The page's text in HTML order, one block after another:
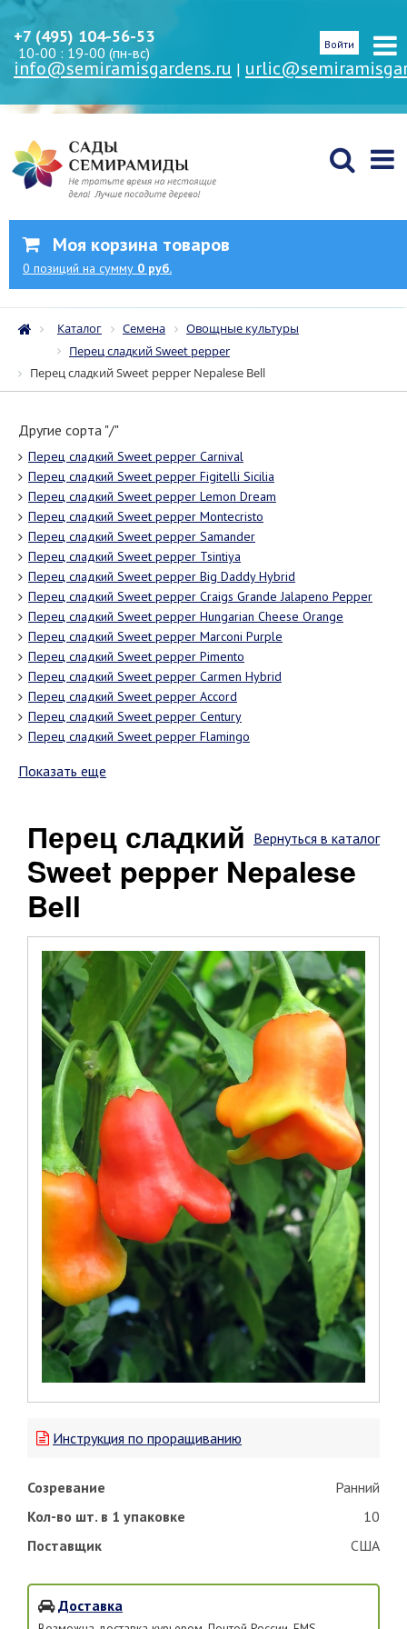
+7 (495) 104-56-53
10-00 : 19-00 (пн-вс)
info@semiramisgardens.ru |
Войти
Моя корзина товаров
0 позиций на сумму 0 руб.
Каталог Семена
Овощные культуры
Перец сладкий Sweet pepper
Перец сладкий Sweet pepper Nepalese Bell
Другие сорта "/"
Перец сладкий Sweet pepper Carnival
Перец сладкий Sweet pepper Figitelli Sicilia
Перец сладкий Sweet pepper Lemon Dream
Перец сладкий Sweet pepper Montecristo
Перец сладкий Sweet pepper Samander
Перец сладкий Sweet pepper Tsintiya
Перец сладкий Sweet pepper Big Daddy Hybrid
Перец сладкий Sweet pepper Craigs Grande Jalapeno Pepper
Перец сладкий Sweet pepper Hungarian Cheese Orange
Перец сладкий Sweet pepper Marconi Purple
Перец сладкий Sweet pepper Pimento
Перец сладкий Sweet pepper Carmen Hybrid
Перец сладкий Sweet pepper Accord
Перец сладкий Sweet pepper Century
Перец сладкий Sweet pepper Flamingo
Показать еще
Вернуться в каталог
Перец сладкий
Sweet pepper Nepalese
Bell
Инструкция по проращиванию
Созревание
Ранний
Кол-во шт. в 1 упаковке
10
Поставщик
США
Доставка